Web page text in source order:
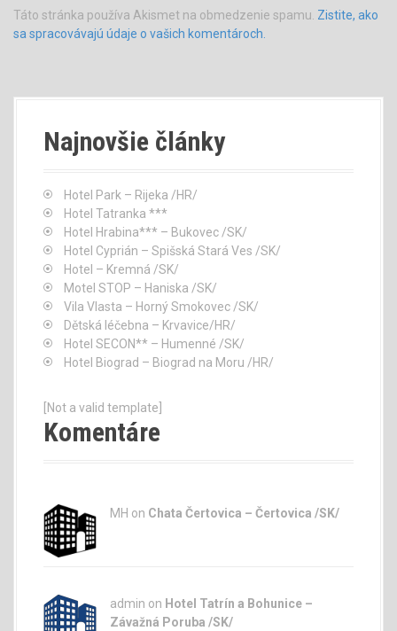
Táto stránka používa Akismet na obmedzenie spamu. Zistite, ako
sa spracovávajú údaje o vašich komentároch.
Najnovšie články
Hotel Park – Rijeka /HR/
Hotel Tatranka ***
Hotel Hrabina*** – Bukovec /SK/
Hotel Cyprián – Spišská Stará Ves /SK/
Hotel – Kremná /SK/
Motel STOP – Haniska /SK/
Vila Vlasta – Horný Smokovec /SK/
Dětská léčebna – Krvavice/HR/
Hotel SECON** – Humenné /SK/
Hotel Biograd – Biograd na Moru /HR/
[Not a valid template]
Komentáre
MH on Chata Čertovica – Čertovica /SK/
admin on Hotel Tatrín a Bohunice –
Závažná Poruba /SK/